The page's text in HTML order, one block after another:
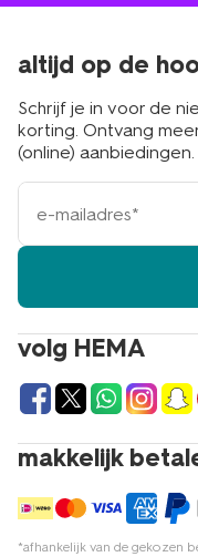
volg HEMA
makkelijk
*afhankelijk van de gekozen
altijd op de
Schrijf je in voor de
korting. Ontvang
(online)
e-
mailadres